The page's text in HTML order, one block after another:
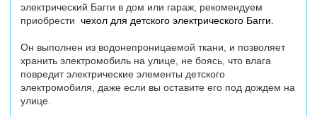
электрический Багги в дом или гараж, рекомендуем
приобрести чехол для детского электрического Багги
Он выполнен из водонепроницаемой ткани, и позволяет
хранить электромобиль на улице, не боясь, что влага
повредит электрические элементы детского
электромобиля, даже если вы оставите его под дождем на
улице.